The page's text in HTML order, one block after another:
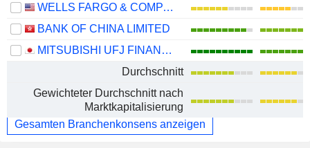
WELLS FARGO & COMPANY
BANK OF CHINA LIMITED
MITSUBISHI UFJ FINANCIAL GROUP, INC.
Durchschnitt
Gewichteter Durchschnitt nach
Marktkapitalisierung
Gesamten Branchenkonsens anzeigen